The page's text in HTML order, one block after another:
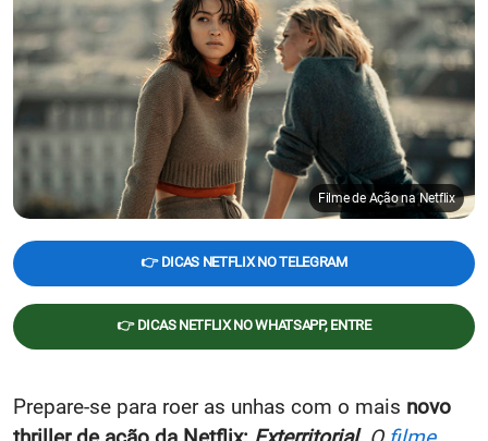
Filme de Ação na Netflix
👉 DICAS NETFLIX NO TELEGRAM
👉 DICAS NETFLIX NO WHATSAPP, ENTRE
Prepare-se para roer as unhas com o mais novo